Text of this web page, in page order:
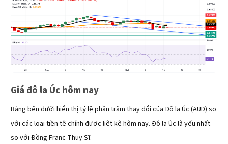
Giá đô la Úc hôm nay
Bảng bên dưới hiển thị tỷ lệ phần trăm thay đổi của Đô la Úc (AUD) so
với các loại tiền tệ chính được liệt kê hôm nay. Đô la Úc là yếu nhất
so với Đồng Franc Thụy Sĩ.